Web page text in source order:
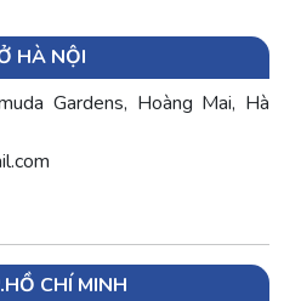
HÀ NỘI
Gardens, Hoàng Mai, Hà
CHÍ MINH